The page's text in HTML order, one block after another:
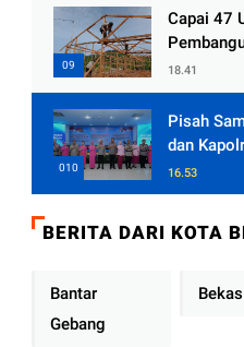
Capai 47
Huntara Sat
Brimob
Sumbar
Berjalan di
18.41
Pisah
dan
Jajaran,
Metro
16.53
BERITA DARI KOTA
Bantar
Gebang